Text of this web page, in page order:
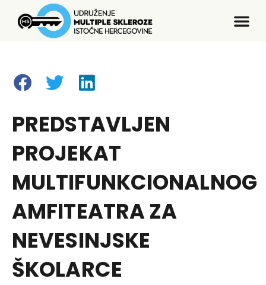
PREDSTAVLJEN
PROJEKAT
MULTIFUNKCIONALNOG
AMFITEATRA ZA
NEVESINJSKE
ŠKOLARCE